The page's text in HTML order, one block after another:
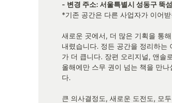
*기존 공간은 다른 사업자가 이어
새로운 곳에서, 더 많은 기획을 통
내렸습니다. 정든 공간을 정리하는
가 더 큽니다. 장편 오리지널, 앤솔
올해에만 스무 권이 넘는 책을 만
다.
큰 의사결정도, 새로운 도전도, 모